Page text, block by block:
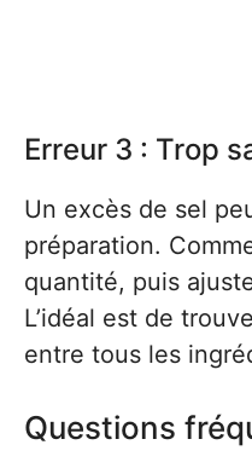
Erreur 3 : Trop
Un excès de sel
préparation.
quantité, puis
L’idéal est de
entre tous les
Questions